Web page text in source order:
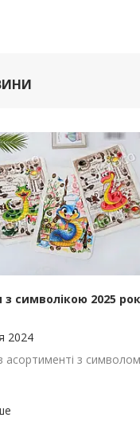
символікою 2025
2024
асортименті з